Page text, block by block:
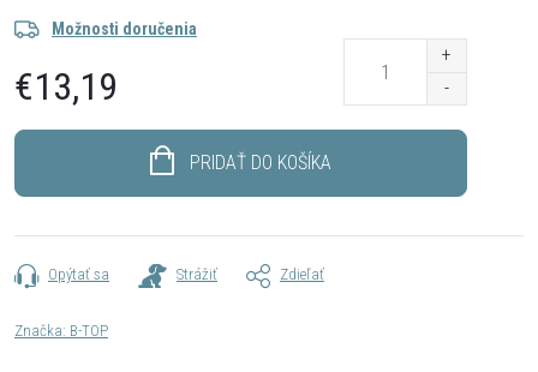
Možnosti doručenia
€13,19
PRIDAŤ DO KOŠÍKA
Opýtať sa Strážiť Zdieľať
Značka: B-TOP